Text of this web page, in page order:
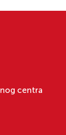
centra